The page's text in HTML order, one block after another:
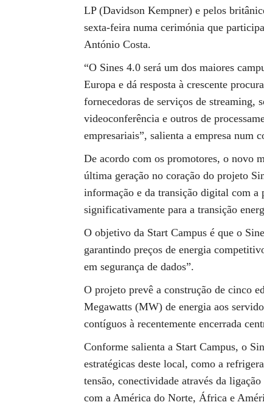
LP (Davidson Kempner) e pelos
sexta-feira numa cerimónia que
António Costa.
“O Sines 4.0 será um dos maiores
Europa e dá resposta à crescente
fornecedoras de serviços de streaming,
videoconferência e outros de
empresariais”, salienta a empresa num
De acordo com os promotores, o novo
última geração no coração do projeto
informação e da transição digital com a
significativamente para a transição
O objetivo da Start Campus é que o
garantindo preços de energia
em segurança de dados”.
O projeto prevê a construção de cinco
Megawatts (MW) de energia aos
contíguos à recentemente encerrada
Conforme salienta a Start Campus, o
estratégicas deste local, como a
tensão, conectividade através da
com a América do Norte, África e